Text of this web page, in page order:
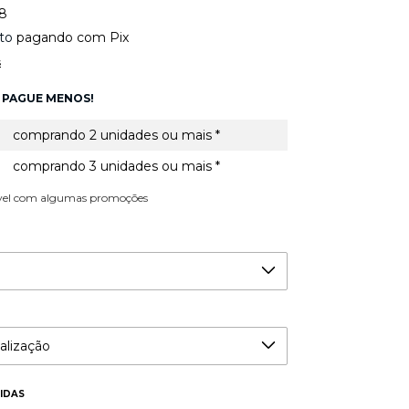
pagando com Pix
MENOS!
comprando 2 unidades ou mais *
comprando 3 unidades ou mais *
com algumas promoções